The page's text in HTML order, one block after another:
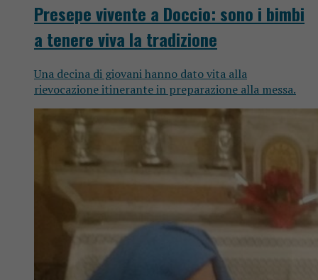
Presepe vivente a Doccio: sono i bimbi
a tenere viva la tradizione
Una decina di giovani hanno dato vita alla
rievocazione itinerante in preparazione alla messa.